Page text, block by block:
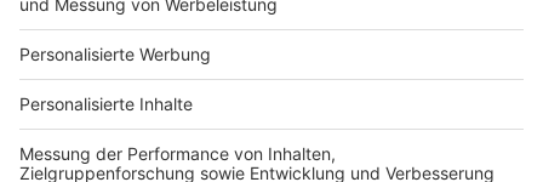
Für Unternehmen
Ihre Baufirma auf bauen.de
Kostenloses Infogespräch